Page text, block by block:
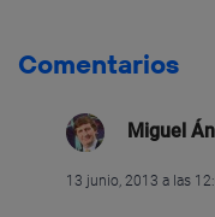
Comentarios
Miguel
13 junio, 2013 a las